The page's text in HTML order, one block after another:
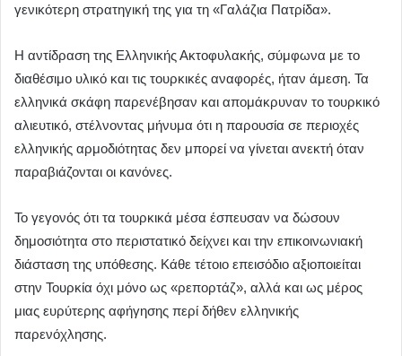
γενικότερη στρατηγική της για τη «Γαλάζια Πατρίδα».
Η αντίδραση της Ελληνικής Ακτοφυλακής, σύμφωνα με το
διαθέσιμο υλικό και τις τουρκικές αναφορές, ήταν άμεση. Τα
ελληνικά σκάφη παρενέβησαν και απομάκρυναν το τουρκικό
αλιευτικό, στέλνοντας μήνυμα ότι η παρουσία σε περιοχές
ελληνικής αρμοδιότητας δεν μπορεί να γίνεται ανεκτή όταν
παραβιάζονται οι κανόνες.
Το γεγονός ότι τα τουρκικά μέσα έσπευσαν να δώσουν
δημοσιότητα στο περιστατικό δείχνει και την επικοινωνιακή
διάσταση της υπόθεσης. Κάθε τέτοιο επεισόδιο αξιοποιείται
στην Τουρκία όχι μόνο ως «ρεπορτάζ», αλλά και ως μέρος
μιας ευρύτερης αφήγησης περί δήθεν ελληνικής
παρενόχλησης.